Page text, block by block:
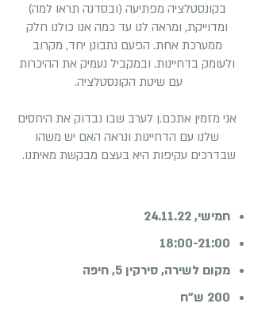
בקונסטלציה מפתיעה (ובסדנה תראו למה)
ומדוייקת, ומראה לנו עד כמה אנו כולנו חלק
ממערכת אחת. הפעם נתבונן יחד, מקרוב
ולעומק בדחיינות. ובמקביל נעמיק את ההיכרות
עם שיטת הקונסטלציה.
אני מזמין אתכם.ן לערב שבו נבדוק את היחסים
שלנו עם הדחיינות ונראה האם יש משהו
שבדרכים עקיפות היא בעצם מבקשת מאיתנו.
חמישי, 24.11.22
18:00-21:00
מקום לשירה, סירקין 5, חיפה
200 ש"ח